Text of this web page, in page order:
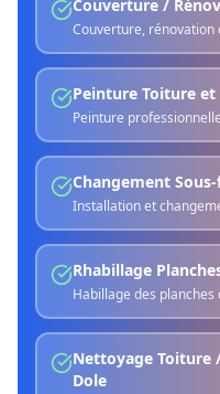
Couverture /
Couverture,
Peinture Toiture
Peinture
Changement Sous-
Installation et
Rhabillage
Habillage des
Nettoyage Toiture
Dole